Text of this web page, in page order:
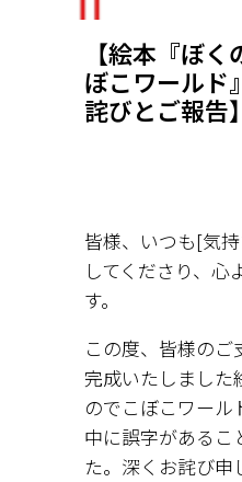
【絵本『ぼ
ぼこワールド
詫びとご報告】
皆様、いつも[気
してくださり、心
す。
この度、皆様のご
完成いたしました
のでこぼこワール
中に誤字があるこ
た。深くお詫び申